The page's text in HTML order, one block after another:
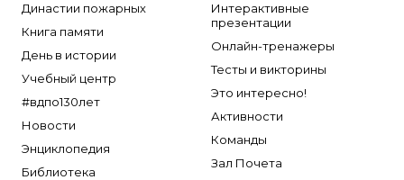
Династии пожарных
Книга памяти
День в истории
Учебный центр
#вдпо130лет
Новости
Энциклопедия
Библиотека
Интерактивные
презентации
Онлайн-тренажеры
Тесты и викторины
Это интересно!
Активности
Команды
Зал Почета